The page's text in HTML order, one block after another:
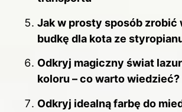
Jak w prosty sposób zrobić
budkę dla kota ze
Odkryj magiczny świat
koloru – co warto wiedzieć?
Odkryj idealną farbę do